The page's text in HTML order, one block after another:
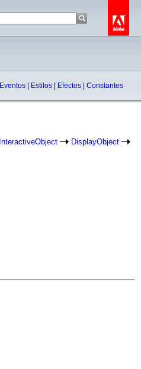
Eventos Estilos Efectos Constantes
InteractiveObject
DisplayObject